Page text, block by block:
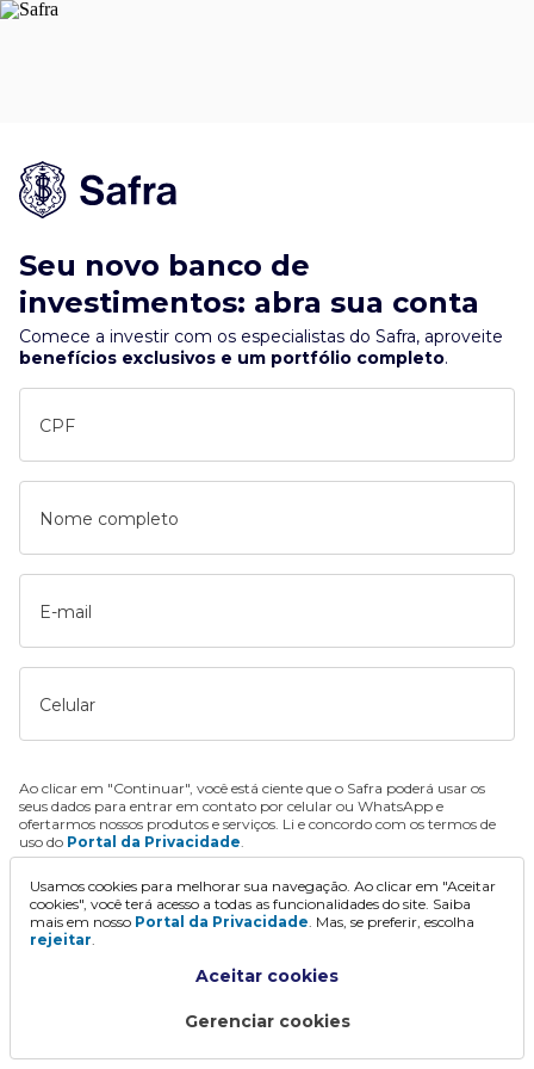
Seu novo banco de
investimentos: abra sua conta
Comece a investir com os especialistas do Safra, aproveite
benefícios exclusivos e um portfólio completo.
CPF
Nome completo
E-mail
Celular
Ao clicar em "Continuar", você está ciente que o Safra poderá usar os
seus dados para entrar em contato por celular ou WhatsApp e
ofertarmos nossos produtos e serviços. Li e concordo com os termos de
uso do Portal da Privacidade.
Continuar
Usamos cookies para melhorar sua navegação. Ao clicar em "Aceitar
cookies", você terá acesso a todas as funcionalidades do site. Saiba
mais em nosso Portal da Privacidade. Mas, se preferir, escolha
rejeitar.
Aceitar cookies
Gerenciar cookies